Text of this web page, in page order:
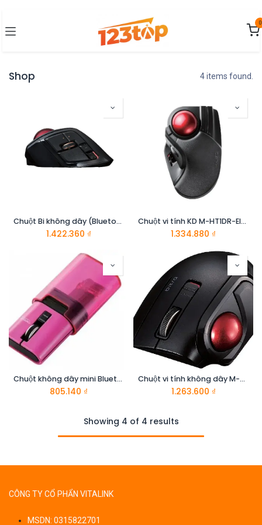
0
Shop 4 items found.
Chuột Bi không dây (Bluetooth/Wireless 2.4GHz) 1500dpi ELECOM M-DPT1MRBK
1.422.360 ₫
Chuột vi tính KD M-HT1DR-Elecom
1.334.880 ₫
Chuột không dây mini Bluetooth ELECOM M-CC1BRPN-G
805.140 ₫
Chuột vi tính không dây M-MT1BRSBK hiệu ELECOM
1.263.600 ₫
Showing 4 of 4 results
CÔNG TY CỔ PHẨN VITALINK
MSDN: 0315822701